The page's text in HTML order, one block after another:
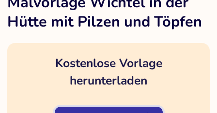
Hütte mit Pilzen und Töpfen
Kostenlose Vorlage
herunterladen